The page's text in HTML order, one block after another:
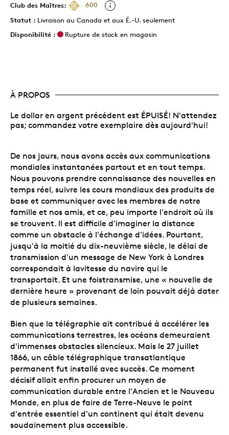
Club des Maîtres:
600
Statut : Livraison au Canada et aux É.-U. seulement
Disponibilité :
Rupture de stock en magasin
À PROPOS
Le dollar en argent précédent est ÉPUISÉ! N'attendez
pas; commandez votre exemplaire dès aujourd'hui!
De nos jours, nous avons accès aux communications
mondiales instantanées partout et en tout temps.
Nous pouvons prendre connaissance des nouvelles en
temps réel, suivre les cours mondiaux des produits de
base et communiquer avec les membres de notre
famille et nos amis, et ce, peu importe l'endroit où ils
se trouvent. Il est difficile d'imaginer la distance
comme un obstacle à l'échange d'idées. Pourtant,
jusqu'à la moitié du dix-neuvième siècle, le délai de
transmission d'un message de New York à Londres
correspondait à lavitesse du navire qui le
transportait. Et une foistransmise, une « nouvelle de
dernière heure » provenant de loin pouvait déjà dater
de plusieurs semaines.
Bien que la télégraphie ait contribué à accélérer les
communications terrestres, les océans demeuraient
d'immenses obstacles silencieux. Mais le 27 juillet
1866, un câble télégraphique transatlantique
permanent fut installé avec succès. Ce moment
décisif allait enfin procurer un moyen de
communication durable entre l'Ancien et le Nouveau
Monde, en plus de faire de Terre-Neuve le point
d'entrée essentiel d'un continent qui était devenu
soudainement plus accessible.